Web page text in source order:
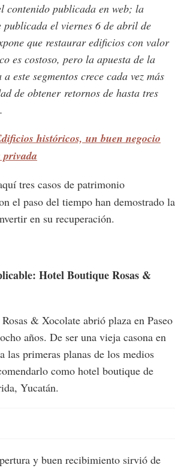
contenido publicada en web; la
el viernes 6 de abril de
que restaurar edificios con valor
es costoso, pero la apuesta de la
este segmentos crece cada vez más
de obtener retornos de hasta tres
históricos, un buen negocio
tres casos de patrimonio
el paso del tiempo han demostrado la
en su recuperación.
Hotel Boutique Rosas &
& Xocolate abrió plaza en Paseo
años. De ser una vieja casona en
las primeras planas de los medios
como hotel boutique de
Yucatán.
y buen recibimiento sirvió de